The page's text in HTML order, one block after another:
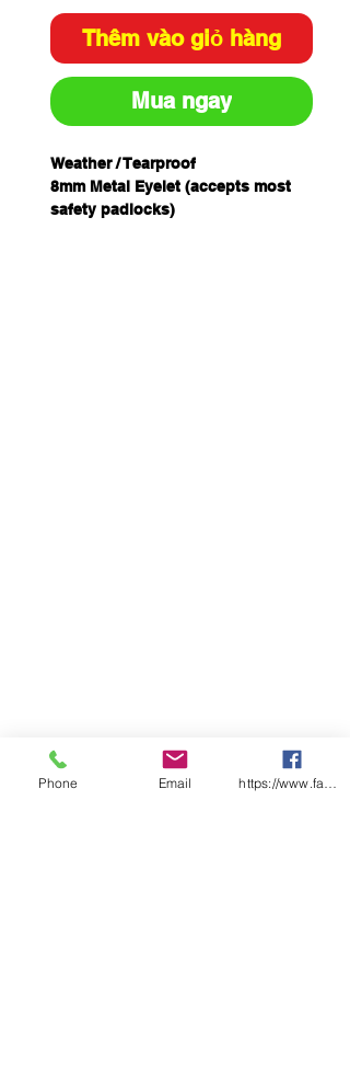
Thêm vào giỏ hàng
Mua ngay
Weather / Tearproof
8mm Metal Eyelet (accepts most
safety padlocks)
Phone Email